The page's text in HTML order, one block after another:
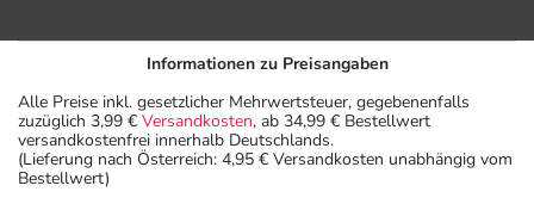
Informationen zu Preisangaben
Alle Preise inkl. gesetzlicher Mehrwertsteuer, gegebenenfalls
zuzüglich 3,99 € Versandkosten, ab 34,99 € Bestellwert
versandkostenfrei innerhalb Deutschlands.
(Lieferung nach Österreich: 4,95 € Versandkosten unabhängig vom
Bestellwert)